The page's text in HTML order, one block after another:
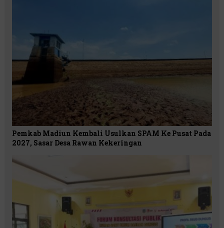
Pemkab Madiun Kembali Usulkan SPAM Ke Pusat Pada
2027, Sasar Desa Rawan Kekeringan